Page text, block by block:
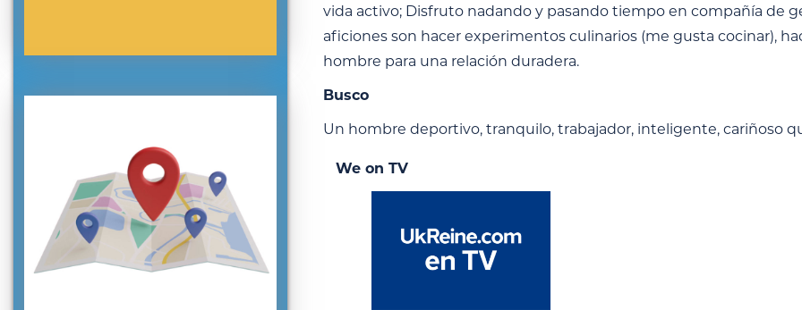
vida activo; Disfruto nadando y pasando tiempo en compañía de
aficiones son hacer experimentos culinarios (me gusta cocinar),
hombre para una relación duradera.
Busco
Un hombre deportivo, tranquilo, trabajador, inteligente, cariñoso
We on TV